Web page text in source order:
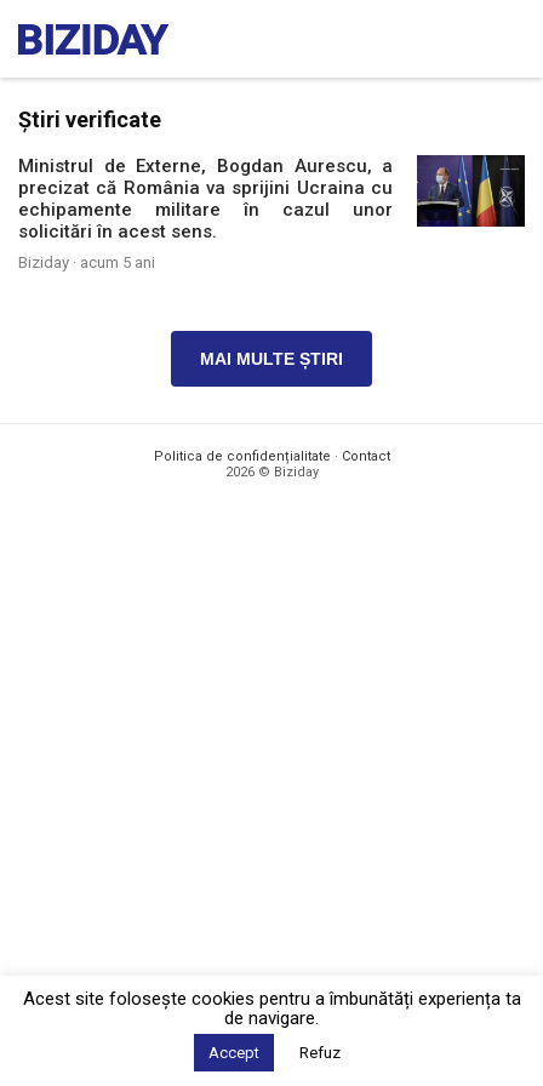
Știri verificate
Ministrul de Externe, Bogdan Aurescu, a
precizat că România va sprijini Ucraina cu
echipamente militare în cazul unor
solicitări în acest sens.
Biziday · acum 5 ani
MAI MULTE ȘTIRI
Politica de confidențialitate · Contact
2026 © Biziday
Acest site foloseşte cookies pentru a îmbunătăți experiența ta
de navigare.
Accept Refuz